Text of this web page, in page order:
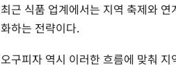
최근 식품 업계에서는 지역 축제와
화하는 전략이다.
오구피자 역시 이러한 흐름에 맞춰